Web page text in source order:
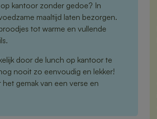
kantoor zonder gedoe? In
maaltijd laten bezorgen.
tot warme en vullende
door de lunch op kantoor te
nooit zo eenvoudig en lekker!
gemak van een verse en